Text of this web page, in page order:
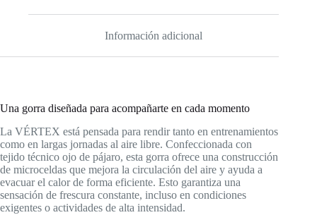
Información adicional
Una gorra diseñada para acompañarte en cada momento
La VÉRTEX está pensada para rendir tanto en entrenamientos
como en largas jornadas al aire libre. Confeccionada con
tejido técnico ojo de pájaro, esta gorra ofrece una construcción
de microceldas que mejora la circulación del aire y ayuda a
evacuar el calor de forma eficiente. Esto garantiza una
sensación de frescura constante, incluso en condiciones
exigentes o actividades de alta intensidad.